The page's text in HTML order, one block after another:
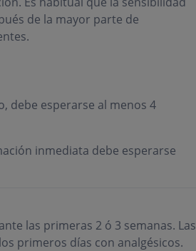
de la mayor parte de
debe esperarse al menos 4
inmediata debe esperarse
las primeras 2 ó 3 semanas. Las
primeros días con analgésicos.